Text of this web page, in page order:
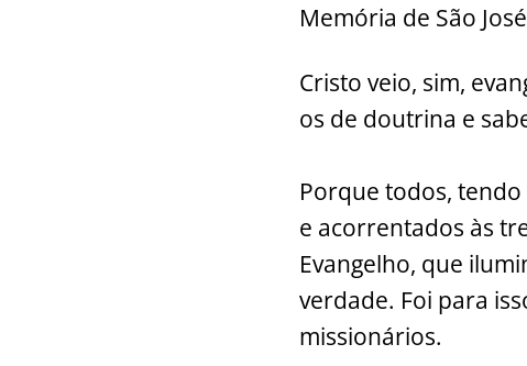
c
e
b
o
k
at
s
A
p
p
itt
er
ai
l
Memória de São
Cristo veio, sim,
os de doutrina e
Porque todos,
e acorrentados às
Evangelho, que
verdade. Foi para
missionários.